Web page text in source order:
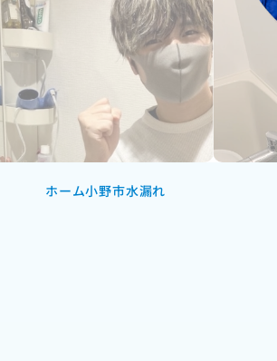
ホーム小野市水漏れ